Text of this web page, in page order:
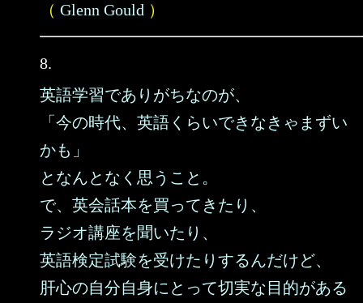
（ Glenn Gould ）
8.
英語学習でありがちなのが、
「今の時代、英語くらいできなきゃまずい
かも」
となんとなく思うこと。
で、英会話本を買ってきたり、
ラジオ講座を聞いたり、
英語検定試験を受けたりするんだけど、
肝心の自分自身にとって切実な目的がある